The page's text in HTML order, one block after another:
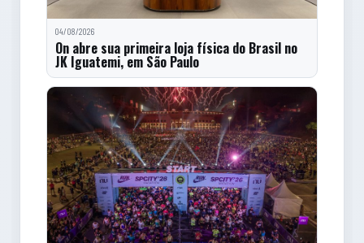
04/08/2026
On abre sua primeira loja física do Brasil no
JK Iguatemi, em São Paulo